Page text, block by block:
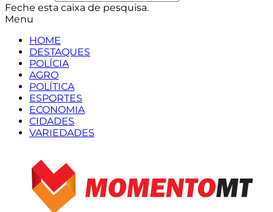
Feche esta caixa de pesquisa.
Menu
HOME
DESTAQUES
POLÍCIA
AGRO
POLÍTICA
ESPORTES
ECONOMIA
CIDADES
VARIEDADES